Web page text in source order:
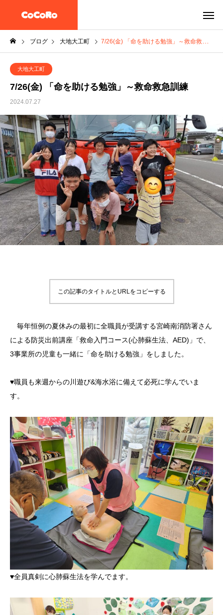
ブログ 大地大工町 7/26(金) 「命を助ける勉強」～救命救急訓練
大地大工町
7/26(金) 「命を助ける勉強」～救命救急訓練
2024.07.27
この記事のタイトルとURLをコピーする
毎年恒例の夏休みの最初に全職員が受講する宮崎南消防署さん
による防災出前講座「救命入門コース(心肺蘇生法、AED)」で、
3事業所の児童も一緒に「命を助ける勉強」をしました。
♥職員も来週からの川遊び&海水浴に備えて必死に学んでいま
す。
♥全員真剣に心肺蘇生法を学んでます。